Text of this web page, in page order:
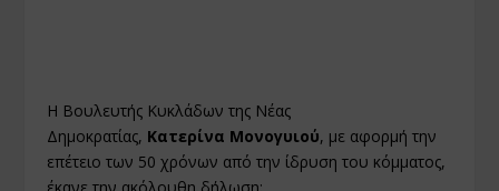
Η Βουλευτής Κυκλάδων της Νέας
Δημοκρατίας, Κατερίνα Μονογυιού, με αφορμή την
επέτειο των 50 χρόνων από την ίδρυση του κόμματος,